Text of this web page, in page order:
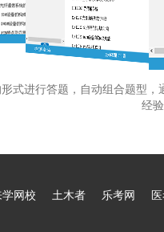
式进行答题，自动组合题型
经
学网校 土木者 乐考网